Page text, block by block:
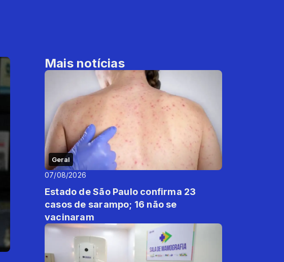
Mais notícias
Geral
07/08/2026
Estado de São Paulo confirma 23
casos de sarampo; 16 não se
vacinaram